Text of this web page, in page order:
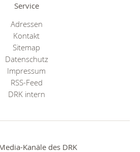
Service
Adressen
Kontakt
Sitemap
Datenschutz
Impressum
RSS-Feed
DRK intern
Kanäle des DRK